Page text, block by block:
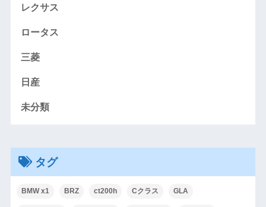
レクサス
ロータス
三菱
日産
未分類
タグ
BMW x1 BRZ ct200h Cクラス GLA